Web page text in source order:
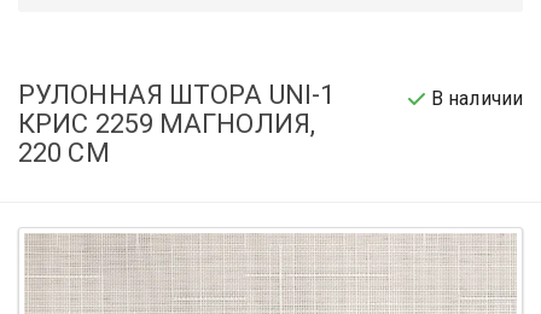
РУЛОННАЯ ШТОРА UNI-1
КРИС 2259 МАГНОЛИЯ,
220 СМ
В наличии